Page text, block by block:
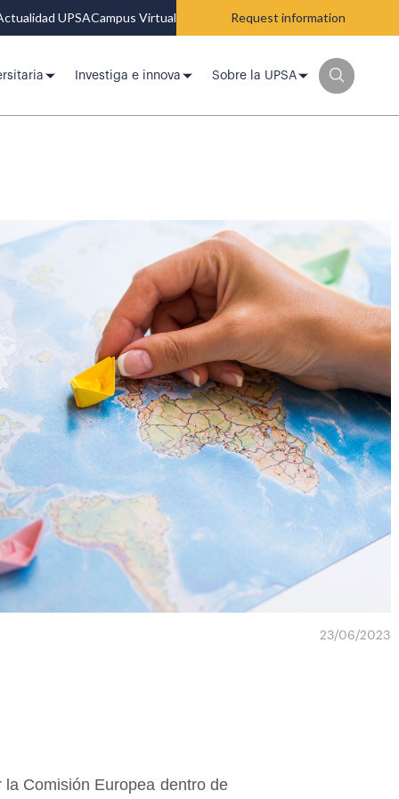
UPSACampus Virtual Request information
Investiga e innova Sobre la UPSA
23/06/2023
Comisión Europea dentro de